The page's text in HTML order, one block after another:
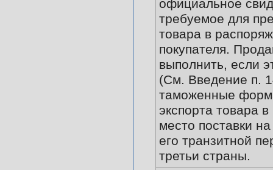
официальное
требуемое для
товара в
покупателя.
выполнить, если
(См. Введение п.
таможенные
экспорта товара
место поставки
его транзитной
третьи страны.